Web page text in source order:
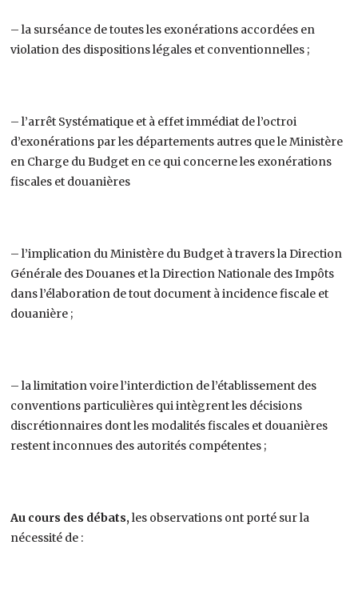
– la surséance de toutes les exonérations accordées en
violation des dispositions légales et conventionnelles ;
– l’arrêt Systématique et à effet immédiat de l’octroi
d’exonérations par les départements autres que le Ministère
en Charge du Budget en ce qui concerne les exonérations
fiscales et douanières
– l’implication du Ministère du Budget à travers la Direction
Générale des Douanes et la Direction Nationale des Impôts
dans l’élaboration de tout document à incidence fiscale et
douanière ;
– la limitation voire l’interdiction de l’établissement des
conventions particulières qui intègrent les décisions
discrétionnaires dont les modalités fiscales et douanières
restent inconnues des autorités compétentes ;
Au cours des débats,les observations ont porté sur la
nécessité de :